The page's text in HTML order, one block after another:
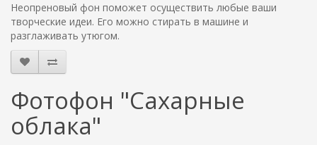
Неопреновый фон поможет осуществить любые ваши
творческие идеи. Его можно стирать в машине и
разглаживать утюгом.
Фотофон "Сахарные
облака"